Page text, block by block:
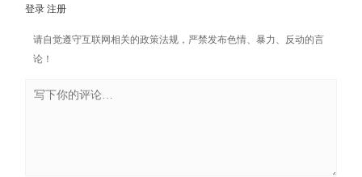
登录 注册
请自觉遵守互联网相关的政策法规，严禁发布色情、暴力、反动的言
论！